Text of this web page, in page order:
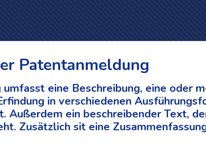
Patentanmeldung
eine Beschreibung, eine oder
in verschiedenen
Außerdem ein beschreibender Text,
Zusätzlich sit eine